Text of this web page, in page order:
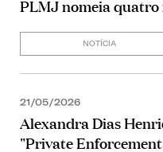
PLMJ nomeia quatro
NOTÍCIA
21/05/2026
Alexandra Dias
"Private